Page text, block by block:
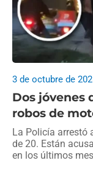
Dos jóvenes
robos de
3 de octubre de
La Policía arrestó
de 20. Están
en los últimos